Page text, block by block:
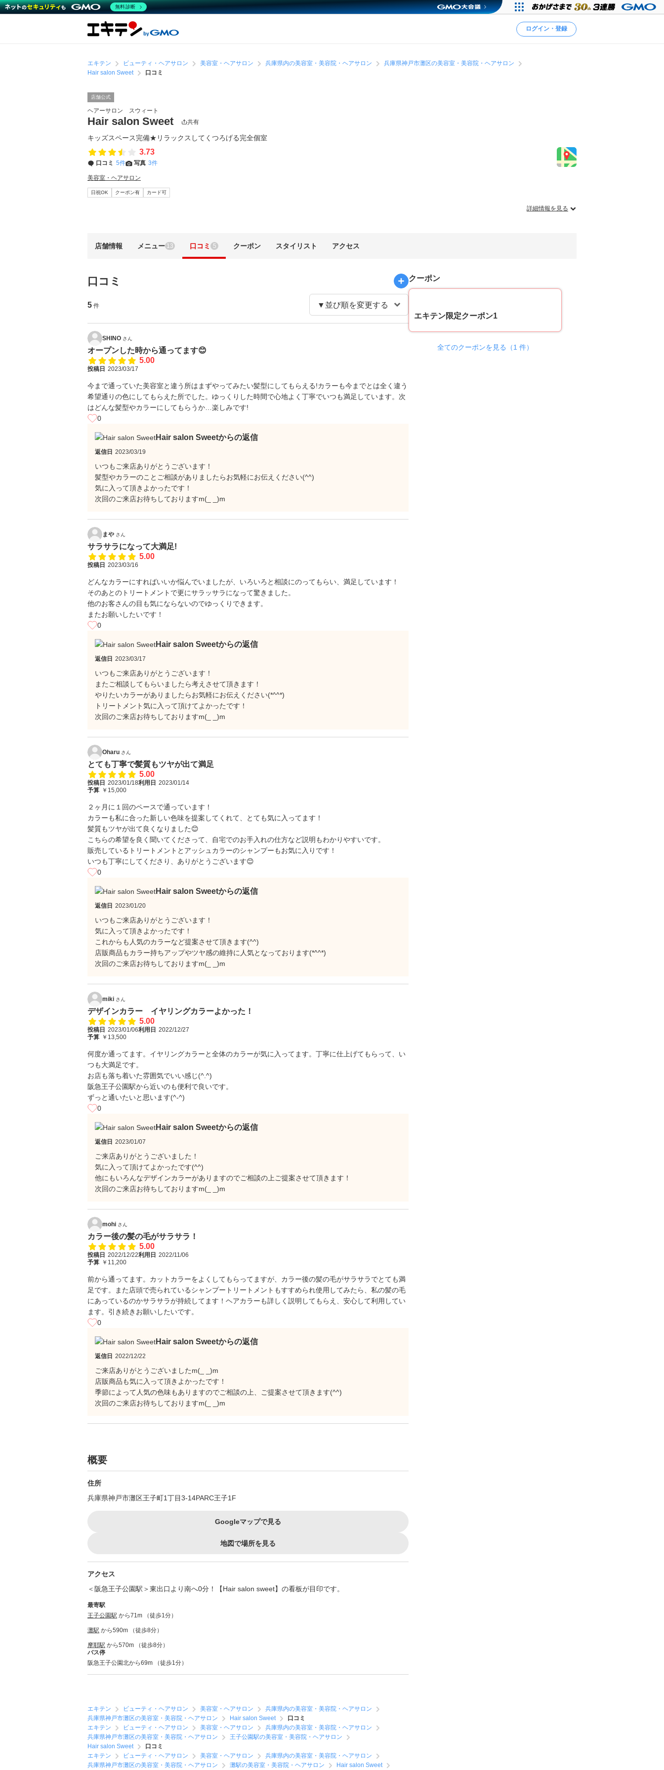
ログイン・登録
エキテン ビューティ・ヘアサロン 美容室・ヘアサロン 兵庫県内の美容室・美容院・ヘアサロン
兵庫県神戸市灘区の美容室・美容院・ヘアサロン
Hair salon Sweet
口コミ
店舗公式
ヘアーサロン スウィート
Hair salon Sweet 共有
キッズスペース完備★リラックスしてくつろげる完全個室
3.73
口コミ 5件 写真 3件
美容室・ヘアサロン
日祝OK クーポン有 カード可
詳細情報を見る
店舗情報 メニュー 13 口コミ 5 クーポン スタイリスト アクセス
口コミ
5 件
SHINO さん
オープンした時から通ってます😊
5.00
投稿日 2023/03/17
今まで通っていた美容室と違う所はまずやってみたい髪型にしてもらえる!カラーも今までとは全く違う
希望通りの色にしてもらえた所でした。ゆっくりした時間で心地よく丁寧でいつも満足しています。次
はどんな髪型やカラーにしてもらうか…楽しみです!
0
Hair salon Sweetからの返信
返信日 2023/03/19
いつもご来店ありがとうございます！
髪型やカラーのことご相談がありましたらお気軽にお伝えください(^^)
気に入って頂きよかったです！
次回のご来店お待ちしておりますm(_ _)m
まや さん
サラサラになって大満足!
5.00
投稿日 2023/03/16
どんなカラーにすればいいか悩んでいましたが、いろいろと相談にのってもらい、満足しています！
そのあとのトリートメントで更にサラッサラになって驚きました。
他のお客さんの目も気にならないのでゆっくりできます。
またお願いしたいです！
0
Hair salon Sweetからの返信
返信日 2023/03/17
いつもご来店ありがとうございます！
またご相談してもらいましたら考えさせて頂きます！
やりたいカラーがありましたらお気軽にお伝えください(*^^*)
トリートメント気に入って頂けてよかったです！
次回のご来店お待ちしておりますm(_ _)m
Oharu さん
とても丁寧で髪質もツヤが出て満足
5.00
投稿日 2023/01/18利用日 2023/01/14
予算 ￥15,000
２ヶ月に１回のペースで通っています！
カラーも私に合った新しい色味を提案してくれて、とても気に入ってます！
髪質もツヤが出て良くなりました😊
こちらの希望を良く聞いてくださって、自宅でのお手入れの仕方など説明もわかりやすいです。
販売しているトリートメントとアッシュカラーのシャンプーもお気に入りです！
いつも丁寧にしてくださり、ありがとうございます😊
0
Hair salon Sweetからの返信
返信日 2023/01/20
いつもご来店ありがとうございます！
気に入って頂きよかったです！
これからも人気のカラーなど提案させて頂きます(^^)
店販商品もカラー持ちアップやツヤ感の維持に人気となっております(*^^*)
次回のご来店お待ちしておりますm(_ _)m
miki さん
デザインカラー イヤリングカラーよかった！
5.00
投稿日 2023/01/06利用日 2022/12/27
予算 ￥13,500
何度か通ってます。イヤリングカラーと全体のカラーが気に入ってます。丁寧に仕上げてもらって、い
つも大満足です。
お店も落ち着いた雰囲気でいい感じ(^.^)
阪急王子公園駅から近いのも便利で良いです。
ずっと通いたいと思います(^-^)
0
Hair salon Sweetからの返信
返信日 2023/01/07
ご来店ありがとうございました！
気に入って頂けてよかったです(^^)
他にもいろんなデザインカラーがありますのでご相談の上ご提案させて頂きます！
次回のご来店お待ちしておりますm(_ _)m
mohi さん
カラー後の髪の毛がサラサラ！
5.00
投稿日 2022/12/22利用日 2022/11/06
予算 ￥11,200
前から通ってます。カットカラーをよくしてもらってますが、カラー後の髪の毛がサラサラでとても満
足です。また店頭で売られているシャンプートリートメントもすすめられ使用してみたら、私の髪の毛
にあっているのかサラサラが持続してます！ヘアカラーも詳しく説明してもらえ、安心して利用してい
ます。引き続きお願いしたいです。
0
Hair salon Sweetからの返信
返信日 2022/12/22
ご来店ありがとうございましたm(_ _)m
店販商品も気に入って頂きよかったです！
季節によって人気の色味もありますのでご相談の上、ご提案させて頂きます(^^)
次回のご来店お待ちしておりますm(_ _)m
概要
住所
兵庫県神戸市灘区王子町1丁目3-14PARC王子1F
Googleマップで見る
地図で場所を見る
アクセス
＜阪急王子公園駅＞東出口より南へ0分！【Hair salon sweet】の看板が目印です。
最寄駅
王子公園駅 から71m （徒歩1分）
灘駅 から590m （徒歩8分）
摩耶駅 から570m （徒歩8分）
バス停
阪急王子公園北から69m （徒歩1分）
エキテン ビューティ・ヘアサロン 美容室・ヘアサロン
兵庫県内の美容室・美容院・ヘアサロン
兵庫県神戸市灘区の美容室・美容院・ヘアサロン
Hair salon Sweet
口コミ
エキテン
ビューティ・ヘアサロン 美容室・ヘアサロン
兵庫県内の美容室・美容院・ヘアサロン
兵庫県神戸市灘区の美容室・美容院・ヘアサロン
王子公園駅の美容室・美容院・ヘアサロン
Hair salon Sweet
口コミ
エキテン
ビューティ・ヘアサロン 美容室・ヘアサロン
兵庫県内の美容室・美容院・ヘアサロン
兵庫県神戸市灘区の美容室・美容院・ヘアサロン
灘駅の美容室・美容院・ヘアサロン Hair salon Sweet
クーポン
エキテン限定クーポン1
全てのクーポンを見る（1 件）
無料診断